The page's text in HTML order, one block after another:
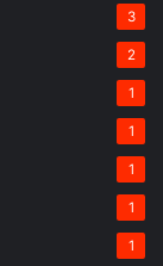
3
2
1
1
1
1
1